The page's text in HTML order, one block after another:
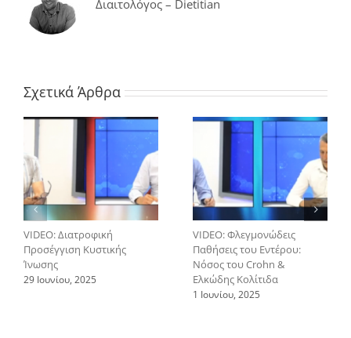
Διαιτολόγος – Dietitian
Σχετικά Άρθρα
VIDEO: Διατροφική
Προσέγγιση Κυστικής
Ίνωσης
29 Ιουνίου, 2025
VIDEO: Φλεγμονώδεις
Παθήσεις του Εντέρου:
Νόσος του Crohn &
Ελκώδης Κολίτιδα
1 Ιουνίου, 2025